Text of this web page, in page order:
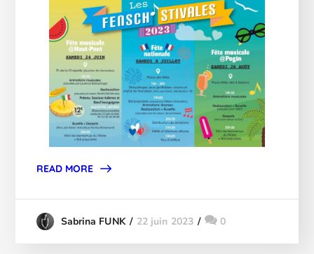
READ MORE
Sabrina FUNK 22 juin 2023 0